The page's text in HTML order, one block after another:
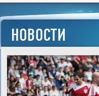
НОВОСТИ